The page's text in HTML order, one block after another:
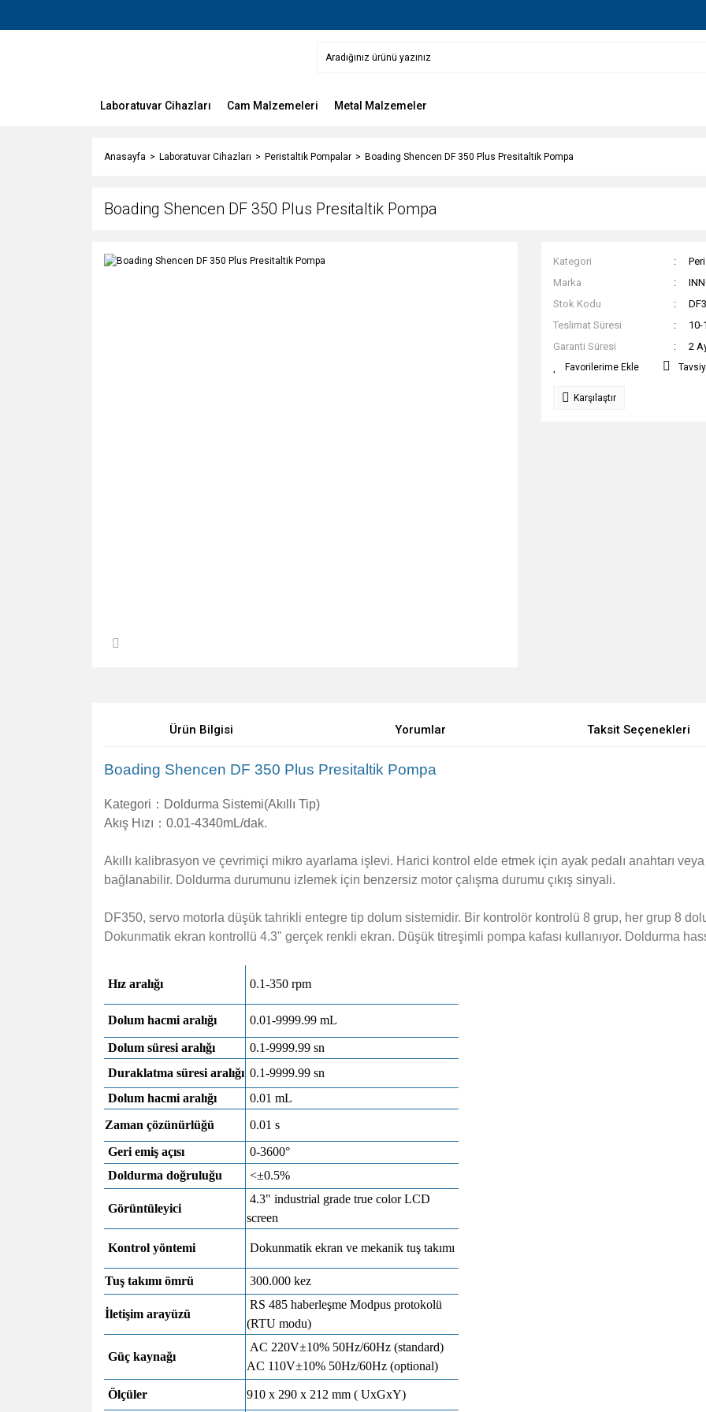
Laboratuvar Cihazları Cam Malzemeleri Metal Malzemeler
Anasayfa Laboratuvar Cihazları Peristaltik Pompalar Boading Shencen DF 350 Plus Presitaltik Pompa
Boading Shencen DF 350 Plus Presitaltik Pompa
Kategori
Marka
Stok Kodu
Teslimat Süresi
10-
Garanti Süresi
2
Karşılaştır
Ürün Bilgisi Yorumlar Taksit Seçenekleri
Boading Shencen DF 350 Plus Presitaltik Pompa
Kategori： Doldurma Sistemi(Akıllı Tip)
Akış Hızı： 0.01-4340mL/dak.
Akıllı kalibrasyon ve çevrimiçi mikro ayarlama işlevi. Harici kontrol elde etmek için ayak pedalı anahtarı
bağlanabilir. Doldurma durumunu izlemek için benzersiz motor çalışma durumu çıkış sinyali.
DF350, servo motorla düşük tahrikli entegre tip dolum sistemidir. Bir kontrolör kontrolü 8 grup, her grup 8
Dokunmatik ekran kontrollü 4.3" gerçek renkli ekran. Düşük titreşimli pompa kafası kullanıyor. Doldurma
Hız aralığı 0.1-350 rpm
Dolum hacmi aralığı 0.01-9999.99 mL
Dolum süresi aralığı
0.1-9999.99 sn
Duraklatma süresi aralığı 0.1-9999.99 sn
Dolum hacmi aralığı
0.01 mL
Zaman çözünürlüğü
0.01 s
Geri emiş açısı
0-3600°
Doldurma doğruluğu
<±0.5%
Görüntüleyici
4.3" industrial grade true color LCD
screen
Kontrol yöntemi Dokunmatik ekran ve mekanik tuş takımı
Tuş takımı ömrü 300.000 kez
İletişim arayüzü
RS 485 haberleşme Modpus protokolü
(RTU modu)
Güç kaynağı
AC 220V±10% 50Hz/60Hz (standard)
AC 110V±10% 50Hz/60Hz (optional)
Ölçüler 910 x 290 x 212 mm ( UxGxY)